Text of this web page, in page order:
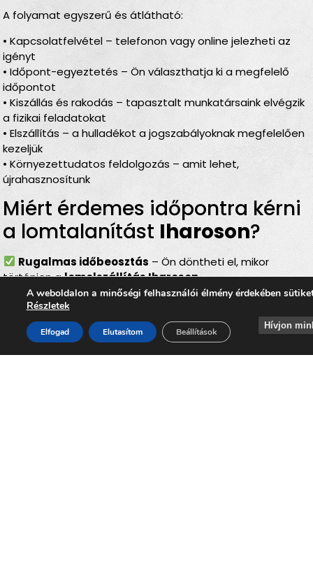
A folyamat egyszerű és átlátható:
• Kapcsolatfelvétel – telefonon vagy online jelezheti az
igényt
• Időpont-egyeztetés – Ön választhatja ki a megfelelő
időpontot
• Kiszállás és rakodás – tapasztalt munkatársaink elvégzik
a fizikai feladatokat
• Elszállítás – a hulladékot a jogszabályoknak megfelelően
kezeljük
• Környezettudatos feldolgozás – amit lehet,
újrahasznosítunk
Miért érdemes időpontra kérni
a lomtalanítást Iharoson?
Rugalmas időbeosztás – Ön döntheti el, mikor
történjen alomelszállítás Iharoson
Komplett szolgáltatás– rakodás, szállítás és
elszámolás egyben
Bírságmentes megoldás – nem kell közterületre
kihelyezni a lomokat
Környezetbarát feldolgozás– felelős, szelektív
A weboldalon a minőségi felhasználói élmény érdekében
Részletek
Elfogad Elutasítom Beállítások
Hívjon